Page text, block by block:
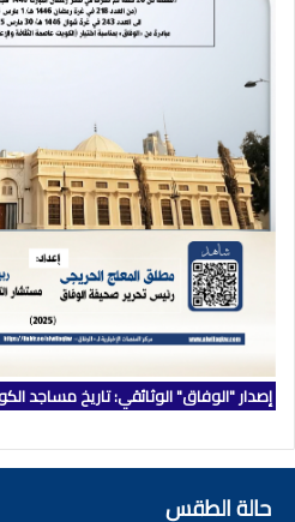
إصدار "الوفاق" الوثائقي: تاريخ مساجد
حالة الطقس